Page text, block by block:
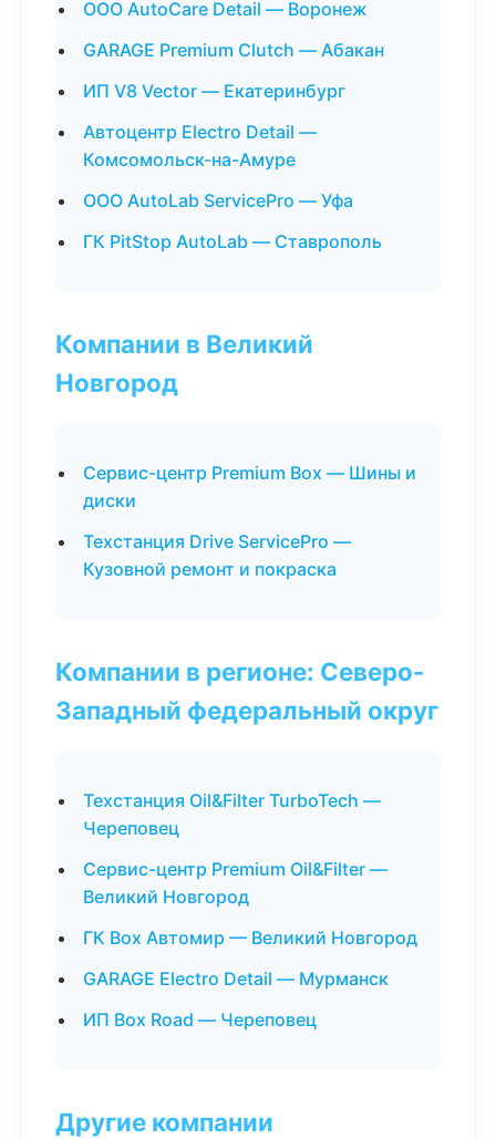
ООО AutoCare Detail — Воронеж
GARAGE Premium Clutch — Абакан
ИП V8 Vector — Екатеринбург
Автоцентр Electro Detail —
Комсомольск-на-Амуре
ООО AutoLab ServicePro — Уфа
ГК PitStop AutoLab — Ставрополь
Компании в Великий
Новгород
Сервис-центр Premium Box — Шины и
диски
Техстанция Drive ServicePro —
Кузовной ремонт и покраска
Компании в регионе: Северо-
Западный федеральный округ
Техстанция Oil&Filter TurboTech —
Череповец
Сервис-центр Premium Oil&Filter —
Великий Новгород
ГК Box Автомир — Великий Новгород
GARAGE Electro Detail — Мурманск
ИП Box Road — Череповец
Другие компании